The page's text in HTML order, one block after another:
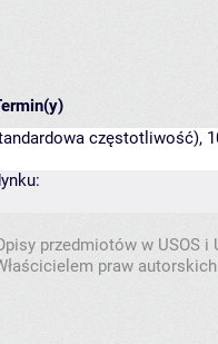
częstotliwość),
przedmiotów w USOS
praw